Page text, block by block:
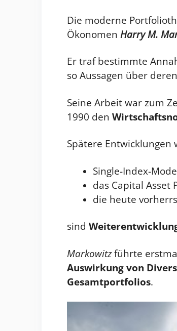
Die moderne
Ökonomen Harry M.
Er traf bestimmte
so Aussagen über
Seine Arbeit war zum
1990 den
Spätere Entwicklungen
Single-Index-
das Capital Asset
die heute
sind
Markowitzführte
Auswirkung von
Gesamtportfolios.